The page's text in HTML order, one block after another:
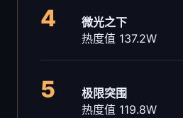
4
微光之下
热度值 137.2W
5
极限突围
热度值 119.8W